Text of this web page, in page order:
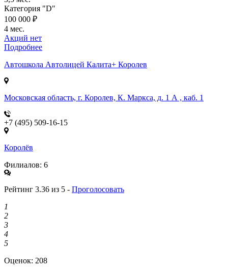
Категория "D"
100 000 ₽
4 мес.
Акций нет
Подробнее
Автошкола Автолицей Калита+ Королев
Московская область, г. Королев, К. Маркса, д. 1 А , каб. 1
+7 (495) 509-16-15
Королёв
Филиалов: 6
Рейтинг 3.36 из 5 - Проголосовать
1
2
3
4
5
Оценок: 208